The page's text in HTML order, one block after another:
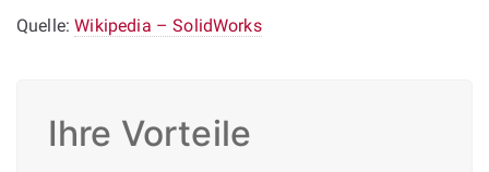
Quelle:Wikipedia – SolidWorks
Ihre Vorteile